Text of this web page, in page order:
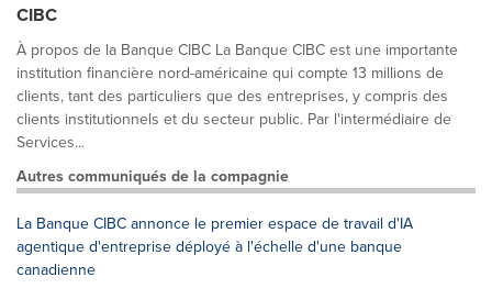
CIBC
À propos de la Banque CIBC La Banque CIBC est une importante
institution financière nord-américaine qui compte 13 millions de
clients, tant des particuliers que des entreprises, y compris des
clients institutionnels et du secteur public. Par l'intermédiaire de
Services...
Autres communiqués de la compagnie
La Banque CIBC annonce le premier espace de travail d'IA
agentique d'entreprise déployé à l'échelle d'une banque
canadienne